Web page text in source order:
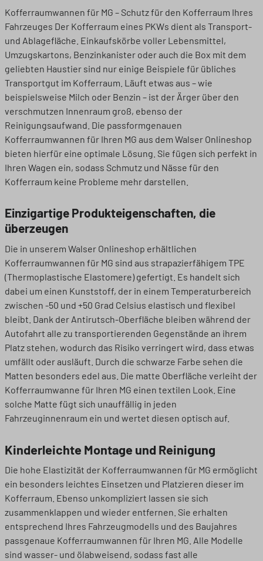
Kofferraumwannen für MG – Schutz für den Kofferraum Ihres
Fahrzeuges Der Kofferraum eines PKWs dient als Transport-
und Ablagefläche. Einkaufskörbe voller Lebensmittel,
Umzugskartons, Benzinkanister oder auch die Box mit dem
geliebten Haustier sind nur einige Beispiele für übliches
Transportgut im Kofferraum. Läuft etwas aus – wie
beispielsweise Milch oder Benzin – ist der Ärger über den
verschmutzen Innenraum groß, ebenso der
Reinigungsaufwand. Die passformgenauen
Kofferraumwannen für Ihren MG aus dem Walser Onlineshop
bieten hierfür eine optimale Lösung. Sie fügen sich perfekt in
Ihren Wagen ein, sodass Schmutz und Nässe für den
Kofferraum keine Probleme mehr darstellen.
Einzigartige Produkteigenschaften, die
überzeugen
Die in unserem Walser Onlineshop erhältlichen
Kofferraumwannen für MG sind aus strapazierfähigem TPE
(Thermoplastische Elastomere) gefertigt. Es handelt sich
dabei um einen Kunststoff, der in einem Temperaturbereich
zwischen -50 und +50 Grad Celsius elastisch und flexibel
bleibt. Dank der Antirutsch-Oberfläche bleiben während der
Autofahrt alle zu transportierenden Gegenstände an ihrem
Platz stehen, wodurch das Risiko verringert wird, dass etwas
umfällt oder ausläuft. Durch die schwarze Farbe sehen die
Matten besonders edel aus. Die matte Oberfläche verleiht der
Kofferraumwanne für Ihren MG einen textilen Look. Eine
solche Matte fügt sich unauffällig in jeden
Fahrzeuginnenraum ein und wertet diesen optisch auf.
Kinderleichte Montage und Reinigung
Die hohe Elastizität der Kofferraumwannen für MG ermöglicht
ein besonders leichtes Einsetzen und Platzieren dieser im
Kofferraum. Ebenso unkompliziert lassen sie sich
zusammenklappen und wieder entfernen. Sie erhalten
entsprechend Ihres Fahrzeugmodells und des Baujahres
passgenaue Kofferraumwannen für Ihren MG. Alle Modelle
sind wasser- und ölabweisend, sodass fast alle